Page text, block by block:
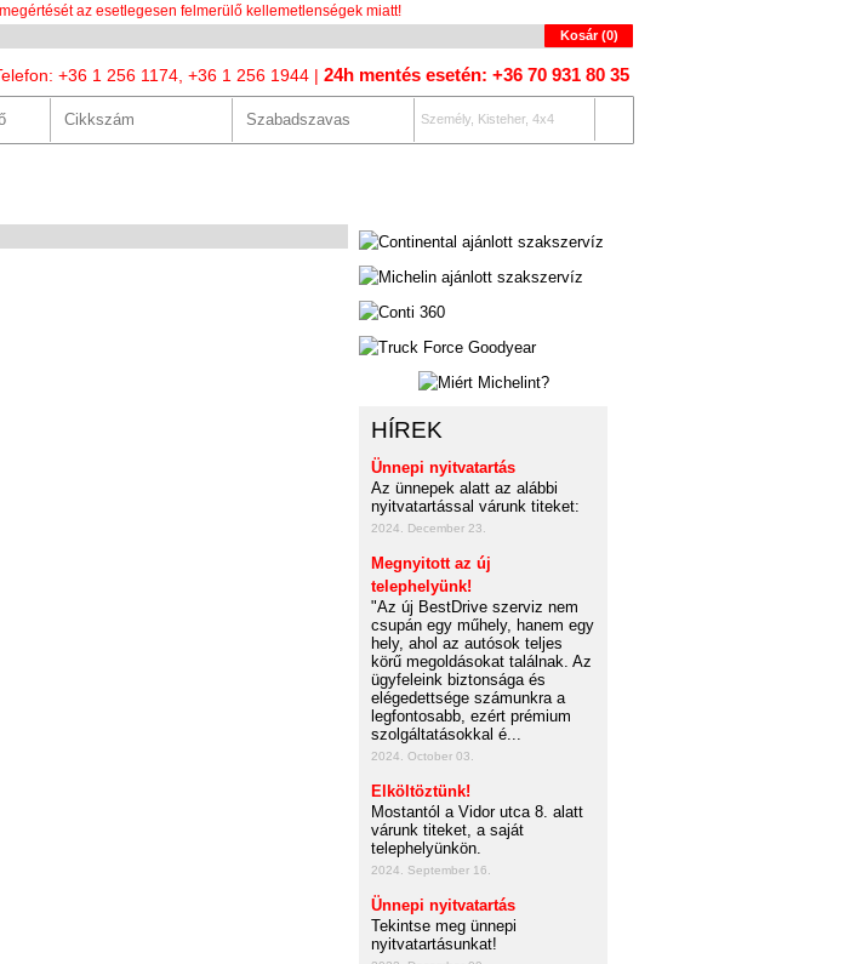
az esetlegesen felmerülő kellemetlenségek miatt!
Kosár (0)
+36 1 256 1174, +36 1 256 1944 | 24h mentés esetén: +36 70 931 80 35
Személy, Kisteher, 4x4
HÍREK
Ünnepi nyitvatartás
Az ünnepek alatt az alábbi
nyitvatartással várunk titeket:
2024. December 23.
Megnyitott az új
telephelyünk!
"Az új BestDrive szerviz nem
csupán egy műhely, hanem egy
hely, ahol az autósok teljes
körű megoldásokat találnak. Az
ügyfeleink biztonsága és
elégedettsége számunkra a
legfontosabb, ezért prémium
szolgáltatásokkal é...
2024. October 03.
Elköltöztünk!
Mostantól a Vidor utca 8. alatt
várunk titeket, a saját
telephelyünkön.
2024. September 16.
Ünnepi nyitvatartás
Tekintse meg ünnepi
nyitvatartásunkat!